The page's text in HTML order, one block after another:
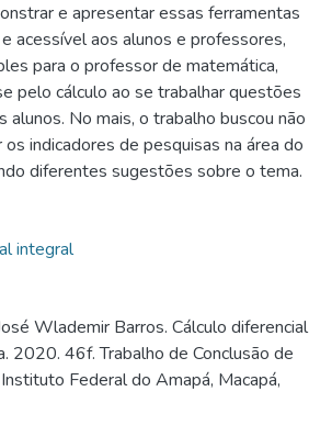
e apresentar essas ferramentas
acessível aos alunos e professores,
para o professor de matemática,
pelo cálculo ao se trabalhar questões
No mais, o trabalho buscou não
indicadores de pesquisas na área do
diferentes sugestões sobre o tema.
integral
Wlademir Barros. Cálculo diferencial
2020. 46f. Trabalho de Conclusão de
Federal do Amapá, Macapá,